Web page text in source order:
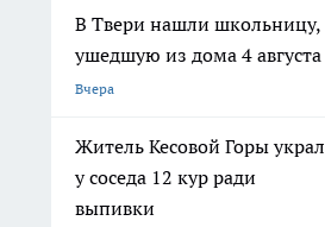
В Твери нашли школьницу,
ушедшую из дома 4 августа
Вчера
Житель Кесовой Горы украл
у соседа 12 кур ради
выпивки